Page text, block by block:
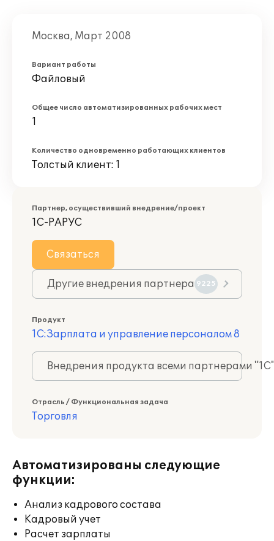
Москва, Март 2008
Вариант работы
Файловый
Общее число автоматизированных рабочих мест
1
Количество одновременно работающих клиентов
Толстый клиент: 1
Партнер, осуществивший внедрение/проект
1С-РАРУС
Связаться
Другие внедрения партнера 9225
Продукт
1С:Зарплата и управление персоналом 8
Внедрения продукта всеми партнерами
Отрасль / Функциональная задача
Торговля
Автоматизированы следующие
функции:
Анализ кадрового состава
Кадровый учет
Расчет зарплаты